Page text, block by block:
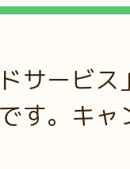
サービ
す。キャ